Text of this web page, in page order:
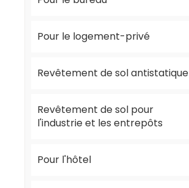
Pour le logement-privé
Revêtement de sol antistatique
Revêtement de sol pour
l'industrie et les entrepôts
Pour l'hôtel